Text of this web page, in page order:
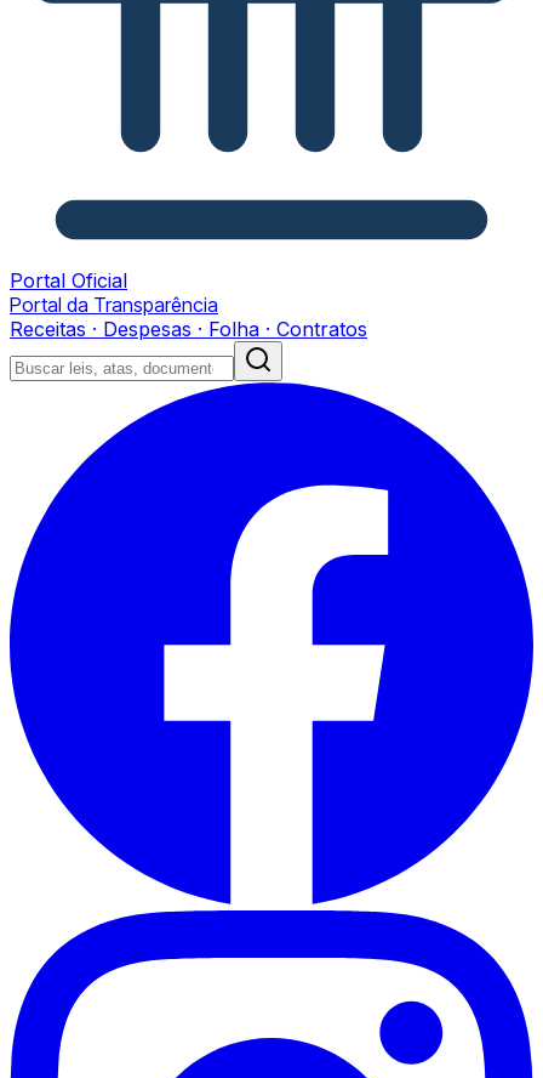
Portal Oficial
Portal da Transparência
Receitas · Despesas · Folha · Contratos